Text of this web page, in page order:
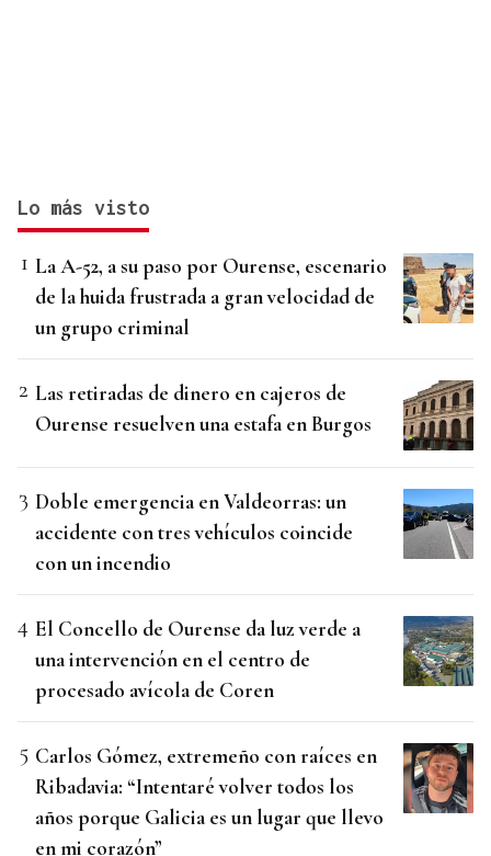
Lo más visto
La A-52, a su paso por Ourense, escenario
de la huida frustrada a gran velocidad de
un grupo criminal
Las retiradas de dinero en cajeros de
Ourense resuelven una estafa en Burgos
Doble emergencia en Valdeorras: un
accidente con tres vehículos coincide
con un incendio
El Concello de Ourense da luz verde a
una intervención en el centro de
procesado avícola de Coren
Carlos Gómez, extremeño con raíces en
Ribadavia: “Intentaré volver todos los
años porque Galicia es un lugar que llevo
en mi corazón”